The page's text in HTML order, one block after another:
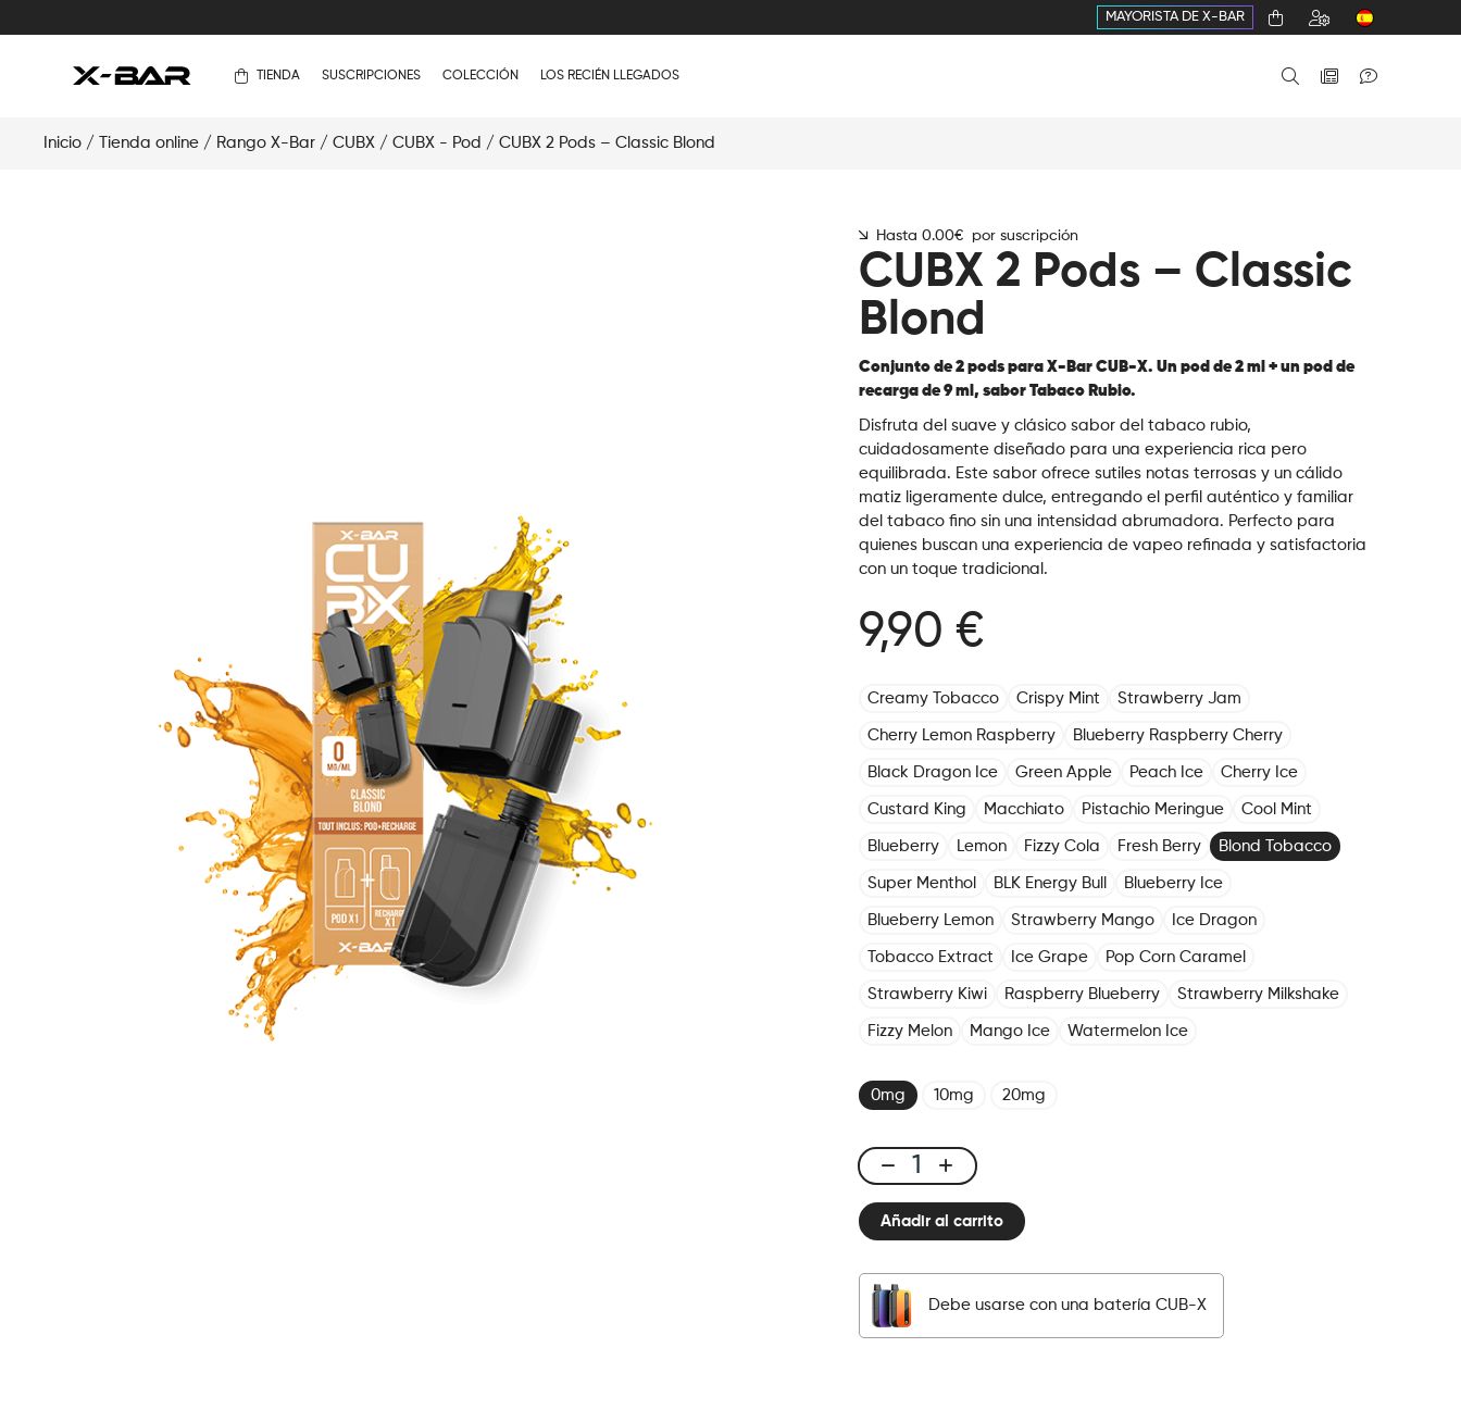
MAYORISTA DE X-BAR
TIENDA SUSCRIPCIONES COLECCIÓN LOS RECIÉN LLEGADOS
Inicio / Tienda online / Rango X-Bar / CUBX / CUBX - Pod / CUBX 2 Pods – Classic Blond
Hasta 0.00€ por suscripción
CUBX 2 Pods – Classic
Blond
Conjunto de 2 pods para X-Bar CUB-X. Un pod de 2 ml + un pod de
recarga de 9 ml, sabor Tabaco Rubio.
Disfruta del suave y clásico sabor del tabaco rubio,
cuidadosamente diseñado para una experiencia rica pero
equilibrada. Este sabor ofrece sutiles notas terrosas y un cálido
matiz ligeramente dulce, entregando el perfil auténtico y familiar
del tabaco fino sin una intensidad abrumadora. Perfecto para
quienes buscan una experiencia de vapeo refinada y satisfactoria
con un toque tradicional.
9,90 €
Creamy Tobacco Crispy Mint Strawberry Jam
Cherry Lemon Raspberry Blueberry Raspberry Cherry
Black Dragon Ice Green Apple Peach Ice Cherry Ice
Custard King Macchiato Pistachio Meringue Cool Mint
Blueberry Lemon Fizzy Cola Fresh Berry Blond Tobacco
Super Menthol BLK Energy Bull Blueberry Ice
Blueberry Lemon Strawberry Mango Ice Dragon
Tobacco Extract Ice Grape Pop Corn Caramel
Strawberry Kiwi Raspberry Blueberry Strawberry Milkshake
Fizzy Melon Mango Ice Watermelon Ice
0mg 10mg 20mg
CUBX
Pods
Classic
Blond
cantidad
Añadir al carrito
Debe usarse con una batería CUB-X